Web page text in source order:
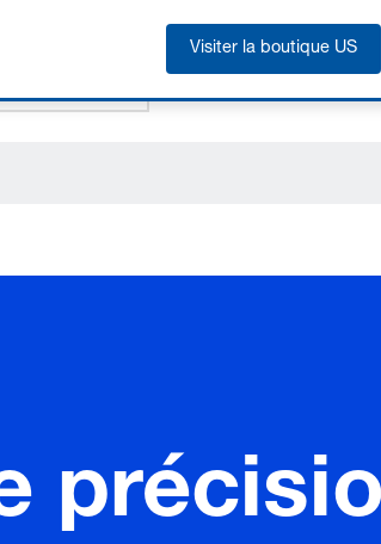
Visiter la boutique US